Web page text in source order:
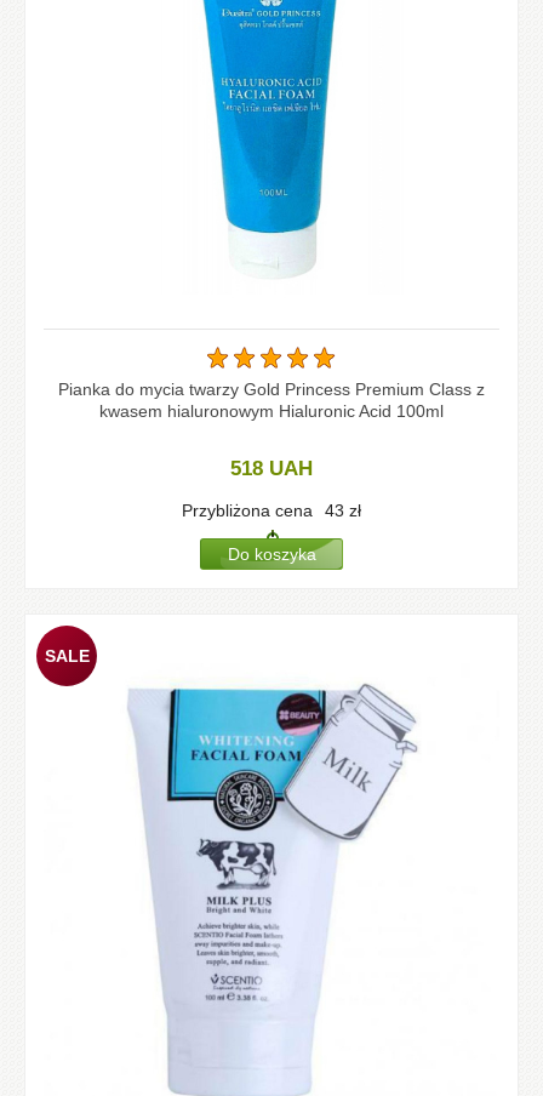
Pianka do mycia twarzy Gold Princess Premium Class z
kwasem hialuronowym Hialuronic Acid 100ml
518 UAH
Przybliżona cena 43 zł